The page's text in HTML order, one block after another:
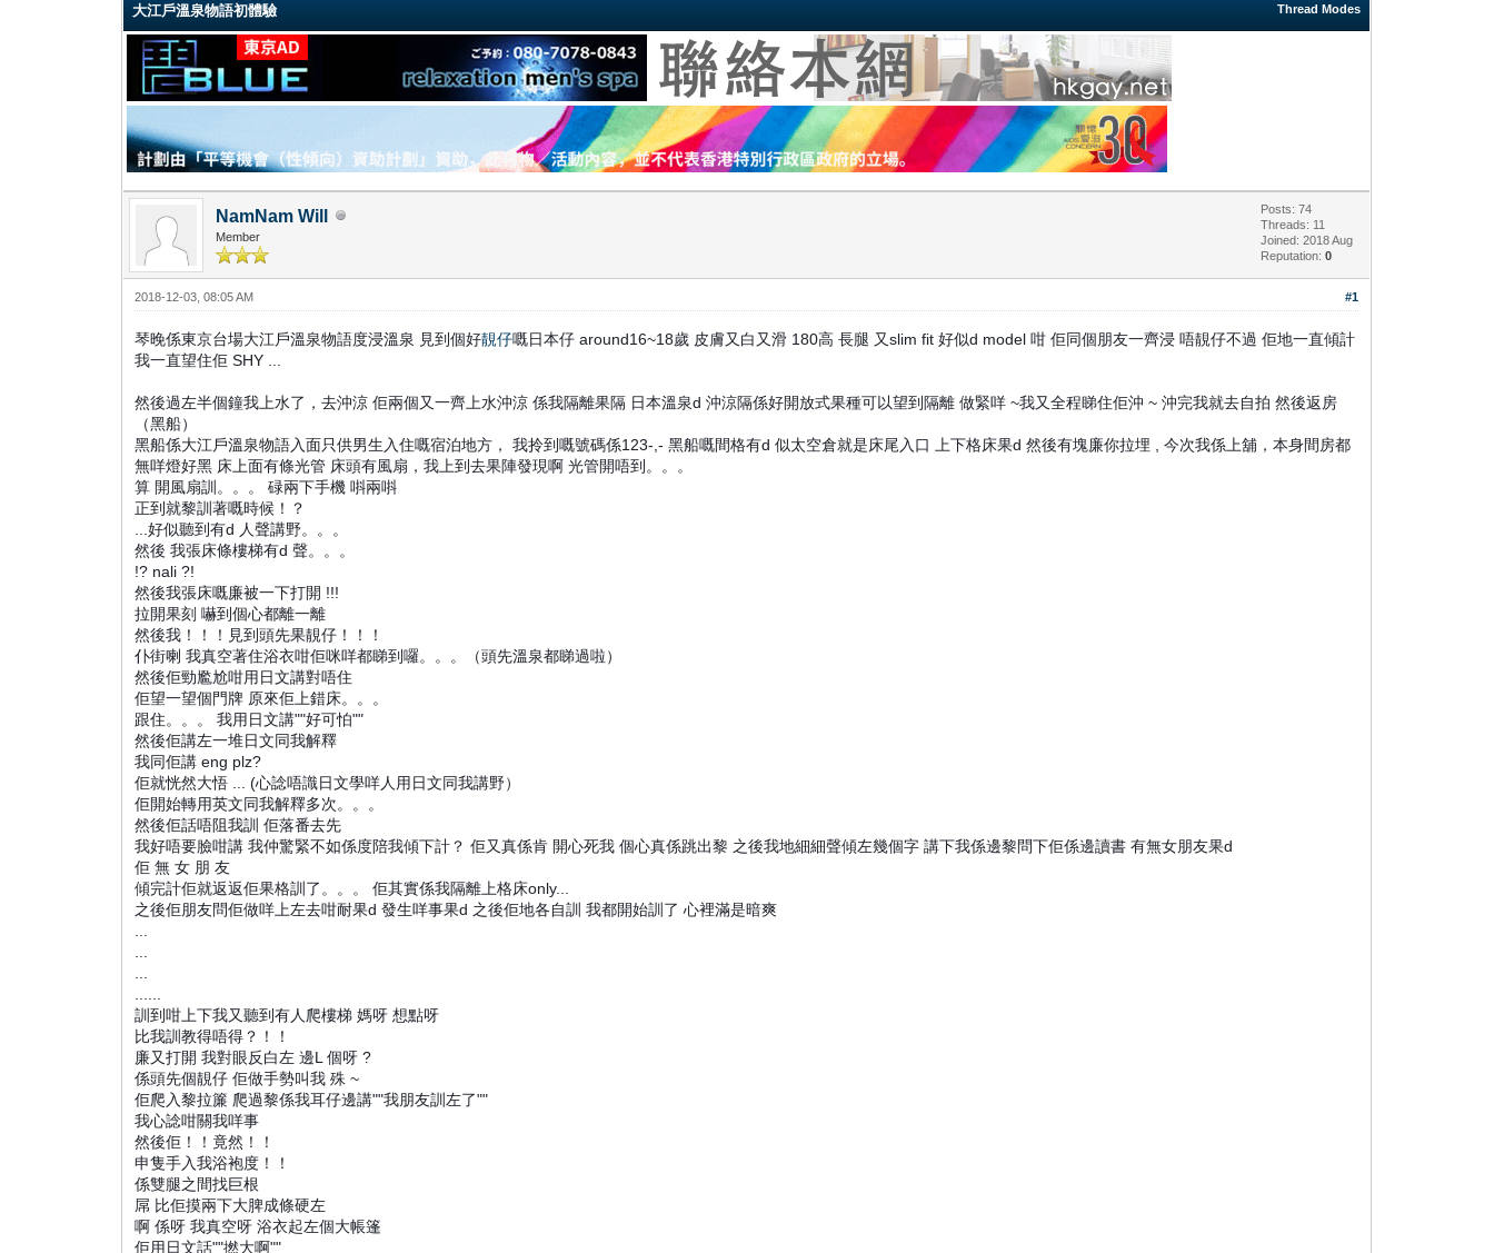
Thread Modes
大江戶溫泉物語初體驗
NamNam Will
Member
Posts: 74
Threads: 11
Joined: 2018 Aug
Reputation:0
#1
2018-12-03, 08:05 AM
琴晚係東京台場大江戶溫泉物語度浸溫泉 見到個好靚仔嘅日本仔 around16~18歲 皮膚又白又滑 180高 長腿 又slim fit 好似d model 咁 佢同個朋友一齊浸 唔靚仔不過 佢地一直傾計
我一直望住佢 SHY ...
然後過左半個鐘我上水了，去沖涼 佢兩個又一齊上水沖涼 係我隔離果隔 日本溫泉d 沖涼隔係好開放式果種可以望到隔離 做緊咩 ~我又全程睇住佢沖 ~ 沖完我就去自拍 然後返房
（黑船）
黑船係大江戶溫泉物語入面只供男生入住嘅宿泊地方， 我拎到嘅號碼係123-,- 黑船嘅間格有d 似太空倉就是床尾入口 上下格床果d 然後有塊廉你拉埋 , 今次我係上舖，本身間房都
無咩燈好黑 床上面有條光管 床頭有風扇，我上到去果陣發現啊 光管開唔到。。。
算 開風扇訓。。。 碌兩下手機 唞兩唞
正到就黎訓著嘅時候！？
...好似聽到有d 人聲講野。。。
然後 我張床條樓梯有d 聲。。。
!? nali ?!
然後我張床嘅廉被一下打開 !!!
拉開果刻 嚇到個心都離一離
然後我！！！見到頭先果靚仔！！！
仆街喇 我真空著住浴衣咁佢咪咩都睇到囉。。。（頭先溫泉都睇過啦）
然後佢勁尷尬咁用日文講對唔住
佢望一望個門牌 原來佢上錯床。。。
跟住。。。 我用日文講""好可怕""
然後佢講左一堆日文同我解釋
我同佢講 eng plz?
佢就恍然大悟 ... (心諗唔識日文學咩人用日文同我講野）
佢開始轉用英文同我解釋多次。。。
然後佢話唔阻我訓 佢落番去先
我好唔要臉咁講 我仲驚緊不如係度陪我傾下計？ 佢又真係肯 開心死我 個心真係跳出黎 之後我地細細聲傾左幾個字 講下我係邊黎問下佢係邊讀書 有無女朋友果d
佢 無 女 朋 友
傾完計佢就返返佢果格訓了。。。 佢其實係我隔離上格床only...
之後佢朋友問佢做咩上左去咁耐果d 發生咩事果d 之後佢地各自訓 我都開始訓了 心裡滿是暗爽
訓到咁上下我又聽到有人爬樓梯 媽呀 想點呀
比我訓教得唔得？！！
廉又打開 我對眼反白左 邊L 個呀 ?
係頭先個靚仔 佢做手勢叫我 殊 ~
佢爬入黎拉簾 爬過黎係我耳仔邊講""我朋友訓左了""
我心諗咁關我咩事
然後佢！！竟然！！
申隻手入我浴袍度！！
係雙腿之間找巨根
屌 比佢摸兩下大脾成條硬左
啊 係呀 我真空呀 浴衣起左個大帳篷
佢用日文話""撚大啊""